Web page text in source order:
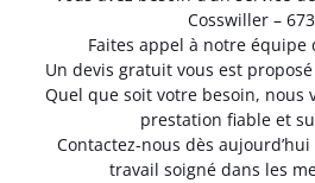
Cosswiller –
Faites appel à notre équipe
Un devis gratuit vous est
Quel que soit votre besoin, nous
prestation fiable et
Contactez-nous dès
travail soigné dans les